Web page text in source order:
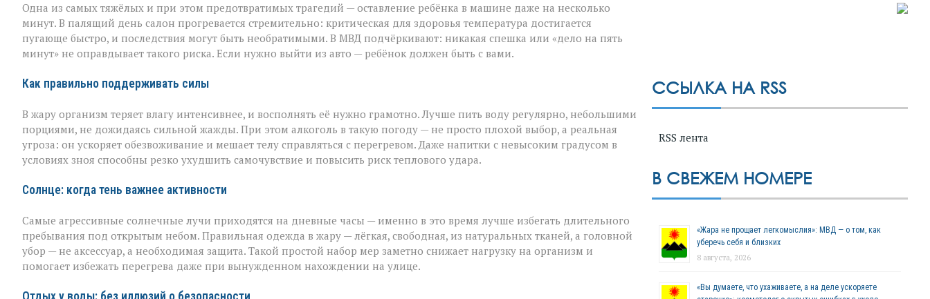
близких
Одна из самых тяжёлых и при этом предотвратимых трагедий — оставление ребёнка в машине даже на несколько
минут. В палящий день салон прогревается стремительно: критическая для здоровья температура достигается
пугающе быстро, и последствия могут быть необратимыми. В МВД подчёркивают: никакая спешка или «дело на пять
минут» не оправдывает такого риска. Если нужно выйти из авто — ребёнок должен быть с вами.
Как правильно поддерживать силы
В жару организм теряет влагу интенсивнее, и восполнять её нужно грамотно. Лучше пить воду регулярно, небольшими
порциями, не дожидаясь сильной жажды. При этом алкоголь в такую погоду — не просто плохой выбор, а реальная
угроза: он ускоряет обезвоживание и мешает телу справляться с перегревом. Даже напитки с невысоким градусом в
условиях зноя способны резко ухудшить самочувствие и повысить риск теплового удара.
Солнце: когда тень важнее активности
Самые агрессивные солнечные лучи приходятся на дневные часы — именно в это время лучше избегать длительного
пребывания под открытым небом. Правильная одежда в жару — лёгкая, свободная, из натуральных тканей, а головной
убор — не аксессуар, а необходимая защита. Такой простой набор мер заметно снижает нагрузку на организм и
помогает избежать перегрева даже при вынужденном нахождении на улице.
ССЫЛКА НА RSS
RSS лента
В СВЕЖЕМ НОМЕРЕ
«Жара не прощает легкомыслия»: МВД — о том, как
уберечь себя и близких
8 августа, 2026
«Вы думаете, что ухаживаете, а на деле ускоряете